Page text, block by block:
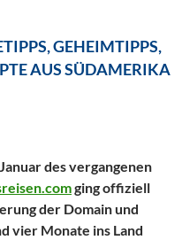
GEHEIMTIPPS,
AUS SÜDAMERIKA
des vergangenen
ging offiziell
der Domain und
vier Monate ins Land